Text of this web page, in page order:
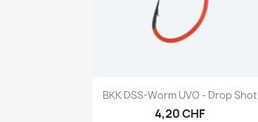
Aperçu rapide
BKK DSS-Worm UVO - Drop Shot
4,20 CHF